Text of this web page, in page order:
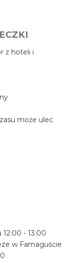
z hoteli i
może ulec
- 13:00
w Famaguście